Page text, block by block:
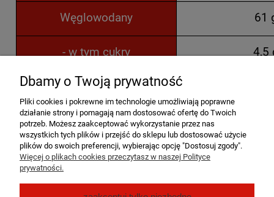
Węglowodany 61
- w tym cukry 4,5
Błonnik
Białko
Sól
Pomoc
Dbamy o Twoją prywatność
Pliki cookies i pokrewne im technologie umożliwiają poprawne
działanie strony i pomagają nam dostosować ofertę do Twoich
potrzeb. Możesz zaakceptować wykorzystanie przez nas
wszystkich tych plików i przejść do sklepu lub dostosować użycie
plików do swoich preferencji, wybierając opcję "Dostosuj zgody".
Więcej o plikach cookies przeczytasz w naszej Polityce
prywatności.